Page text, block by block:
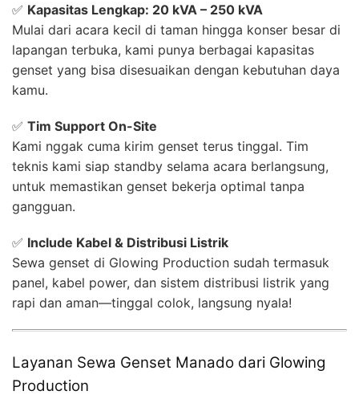
✅ Kapasitas Lengkap: 20 kVA – 250 kVA
Mulai dari acara kecil di taman hingga konser besar di
lapangan terbuka, kami punya berbagai kapasitas
genset yang bisa disesuaikan dengan kebutuhan daya
kamu.
✅ Tim Support On-Site
Kami nggak cuma kirim genset terus tinggal. Tim
teknis kami siap standby selama acara berlangsung,
untuk memastikan genset bekerja optimal tanpa
gangguan.
✅ Include Kabel & Distribusi Listrik
Sewa genset di Glowing Production sudah termasuk
panel, kabel power, dan sistem distribusi listrik yang
rapi dan aman—tinggal colok, langsung nyala!
Layanan Sewa Genset Manado dari Glowing
Production